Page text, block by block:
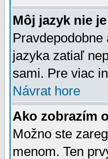
Môj jazyk nie
jazyka zatiaľ
sami. Pre viac
Návrat hore
Ako zobrazím
Možno ste
menom. Ten